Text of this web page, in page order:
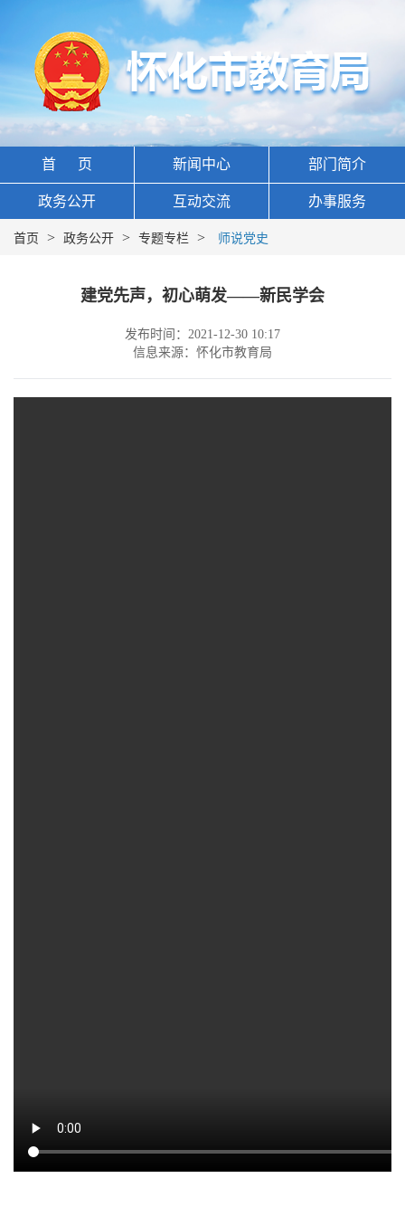
首 页 新闻中心 部门简介
政务公开 互动交流 办事服务
首页 > 政务公开 > 专题专栏 > 师说党史
建党先声，初心萌发——新民学会
发布时间：2021-12-30 10:17
信息来源：怀化市教育局